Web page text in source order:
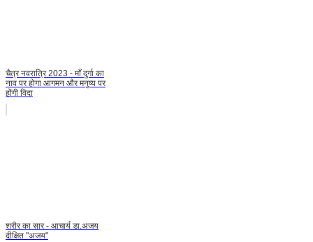
चैत्र नवरात्रि 2023 - माँ दुर्गा का
नाव पर होगा आगमन और मनुष्य पर
होंगी विदा
शरीर का सार - आचार्य डा.अजय
दीक्षित "अजय"